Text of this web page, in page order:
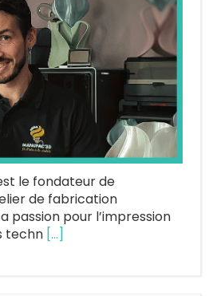
le fondateur de
de fabrication
passion pour l’impression
techn […]